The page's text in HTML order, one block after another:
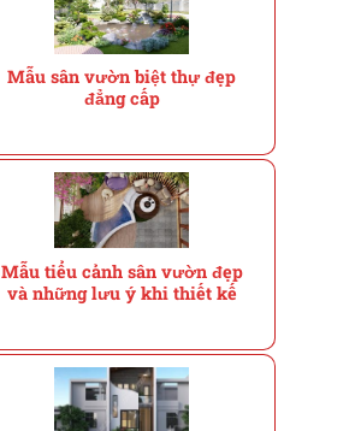
Mẫu sân vườn biệt thự đẹp
đẳng cấp
Mẫu tiểu cảnh sân vườn đẹp
và những lưu ý khi thiết kế